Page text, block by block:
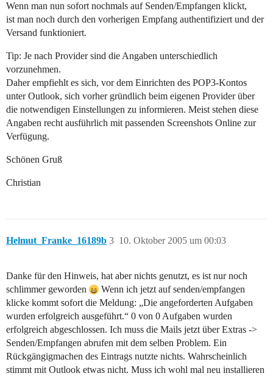
Wenn man nun sofort nochmals auf Senden/Empfangen klickt,
ist man noch durch den vorherigen Empfang authentifiziert und der
Versand funktioniert.
Tip: Je nach Provider sind die Angaben unterschiedlich
vorzunehmen.
Daher empfiehlt es sich, vor dem Einrichten des POP3-Kontos
unter Outlook, sich vorher gründlich beim eigenen Provider über
die notwendigen Einstellungen zu informieren. Meist stehen diese
Angaben recht ausführlich mit passenden Screenshots Online zur
Verfügung.
Schönen Gruß
Christian
Helmut_Franke_16189b 10. Oktober 2005 um 00:03
3
Danke für den Hinweis, hat aber nichts genutzt, es ist nur noch
schlimmer geworden
Wenn ich jetzt auf senden/empfangen
klicke kommt sofort die Meldung: „Die angeforderten Aufgaben
wurden erfolgreich ausgeführt.“ 0 von 0 Aufgaben wurden
erfolgreich abgeschlossen. Ich muss die Mails jetzt über Extras ->
Senden/Empfangen abrufen mit dem selben Problem. Ein
Rückgängigmachen des Eintrags nutzte nichts. Wahrscheinlich
stimmt mit Outlook etwas nicht. Muss ich wohl mal neu installieren